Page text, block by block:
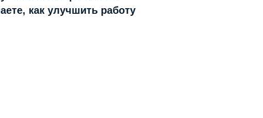
как улучшить работу